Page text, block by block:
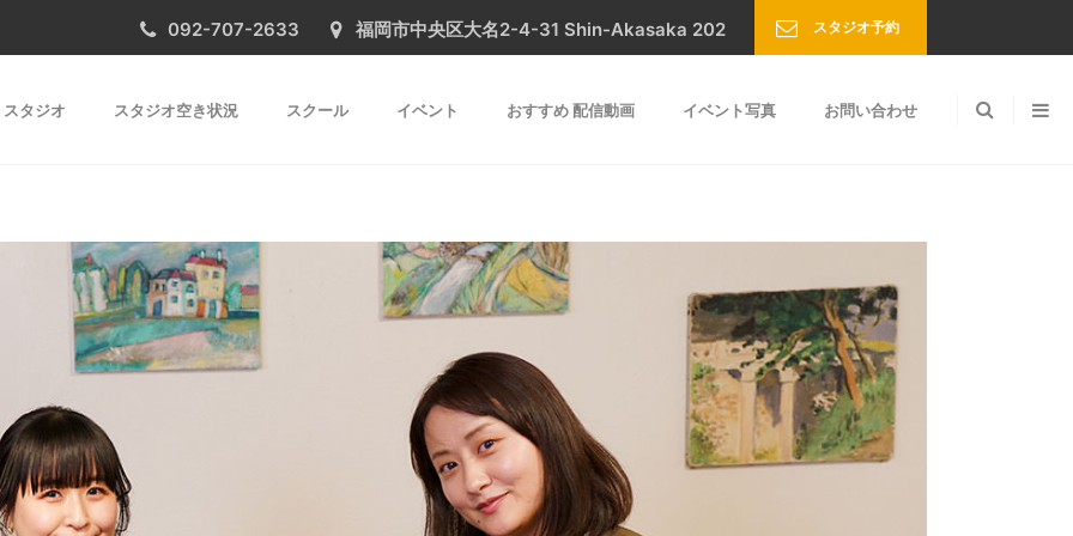
092-707-2633 福岡市中央区大名2-4-31 Shin-Akasaka 202 スタジオ予約
スタジオ スタジオ空き状況 スクール イベント おすすめ 配信動画 イベント写真 お問い合わせ